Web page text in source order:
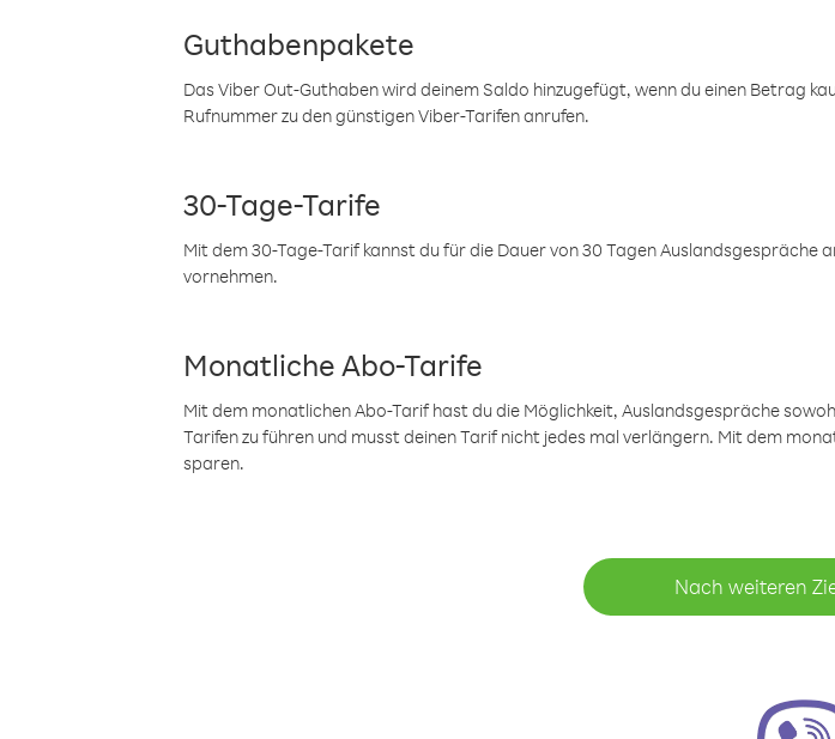
Guthabenpakete
Das Viber Out-Guthaben wird deinem Saldo hinzugefügt, wenn du einen Betrag
Rufnummer zu den günstigen Viber-Tarifen anrufen.
30-Tage-Tarife
Mit dem 30-Tage-Tarif kannst du für die Dauer von 30 Tagen Auslandsgespräche
vornehmen.
Monatliche Abo-Tarife
Mit dem monatlichen Abo-Tarif hast du die Möglichkeit, Auslandsgespräche
Tarifen zu führen und musst deinen Tarif nicht jedes mal verlängern. Mit dem
sparen.
Nach weiteren